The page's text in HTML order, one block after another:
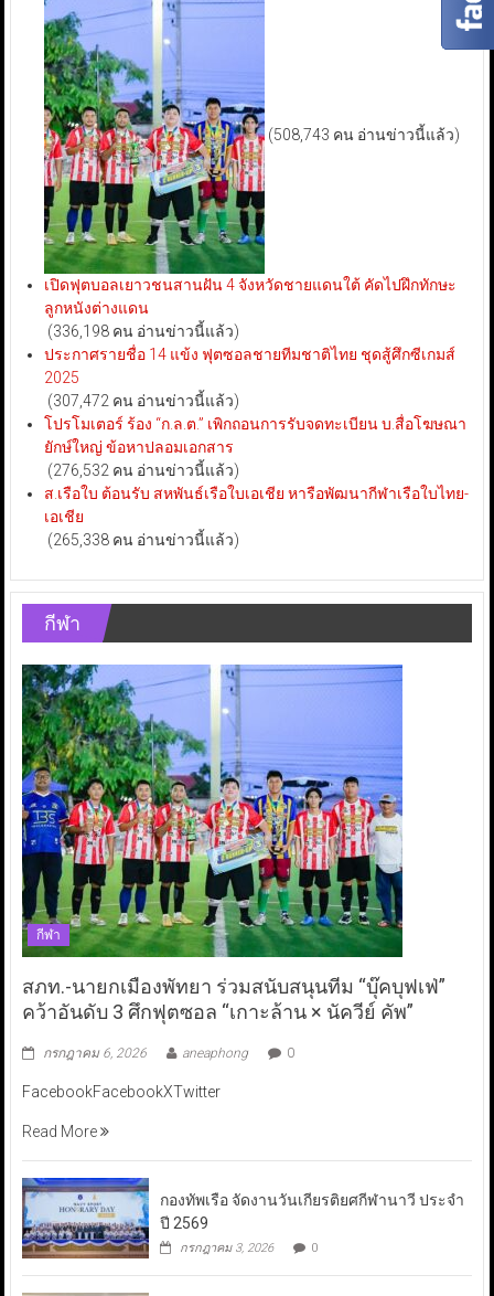
(508,743 คน อ่านข่าวนี้แล้ว)
เปิดฟุตบอลเยาวชนสานฝัน 4 จังหวัดชายแดนใต้ คัดไปฝึกทักษะ
ลูกหนังต่างแดน
(336,198 คน อ่านข่าวนี้แล้ว)
ประกาศรายชื่อ 14 แข้ง ฟุตซอลชายทีมชาติไทย ชุดสู้ศึกซีเกมส์
2025
(307,472 คน อ่านข่าวนี้แล้ว)
โปรโมเตอร์ ร้อง “ก.ล.ต.” เพิกถอนการรับจดทะเบียน บ.สื่อโฆษณา
ยักษ์ใหญ่ ข้อหาปลอมเอกสาร
(276,532 คน อ่านข่าวนี้แล้ว)
ส.เรือใบ ต้อนรับ สหพันธ์เรือใบเอเชีย หารือพัฒนากีฬาเรือใบไทย-
เอเชีย
(265,338 คน อ่านข่าวนี้แล้ว)
กีฬา
กีฬา
สภท.-นายกเมืองพัทยา ร่วมสนับสนุนทีม “บุ๊คบุฟเฟ่”
คว้าอันดับ 3 ศึกฟุตซอล “เกาะล้าน × นัควีย์ คัพ”
กรกฎาคม 6, 2026 aneaphong 0
FacebookFacebookXTwitter
Read More
กองทัพเรือ จัดงานวันเกียรติยศกีฬานาวี ประจำ
ปี 2569
กรกฎาคม 3, 2026 0